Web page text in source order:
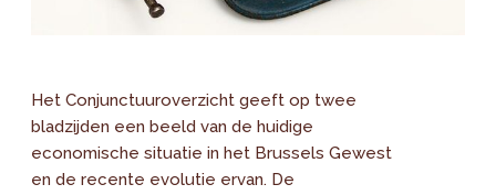
Het Conjunctuuroverzicht geeft op twee
bladzijden een beeld van de huidige
economische situatie in het Brussels Gewest
en de recente evolutie ervan. De